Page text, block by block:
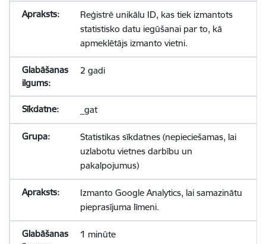
Reģistrē unikālu ID, kas tiek izmantots
statistisko datu iegūšanai par to, kā
apmeklētājs izmanto vietni.
2 gadi
_gat
Statistikas sīkdatnes (nepieciešamas, lai
uzlabotu vietnes darbību un
pakalpojumus)
Izmanto Google Analytics, lai samazinātu
pieprasījuma līmeni.
1 minūte